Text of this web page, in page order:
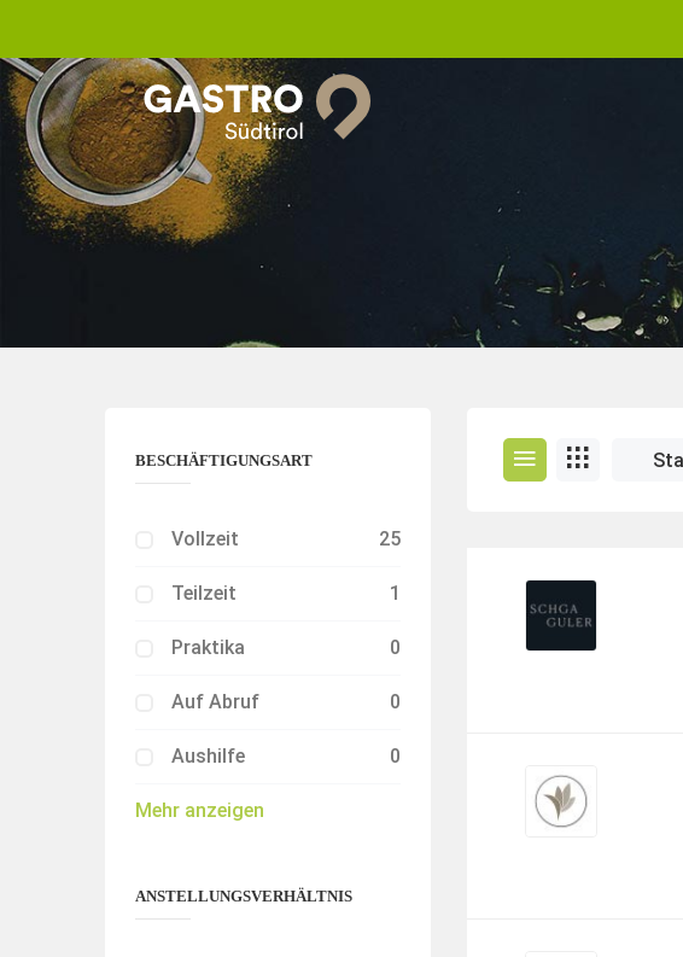
BESCHÄFTIGUNGSART
Vollzeit 25
Teilzeit 1
Praktika 0
Auf Abruf 0
Aushilfe 0
Mehr anzeigen
ANSTELLUNGSVERHÄLTNIS